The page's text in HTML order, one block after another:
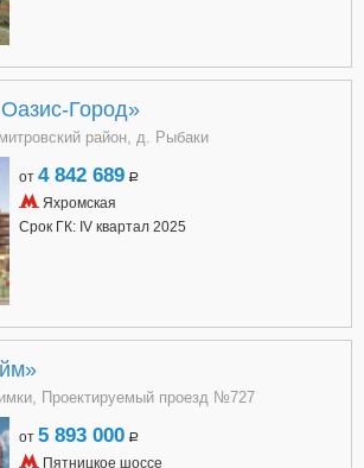
Город»
район, д. Рыбаки
от 4 842 689 a
Яхромская
Срок ГК: IV квартал 2025
Проектируемый проезд №727
от 5 893 000 a
Пятницкое шоссе